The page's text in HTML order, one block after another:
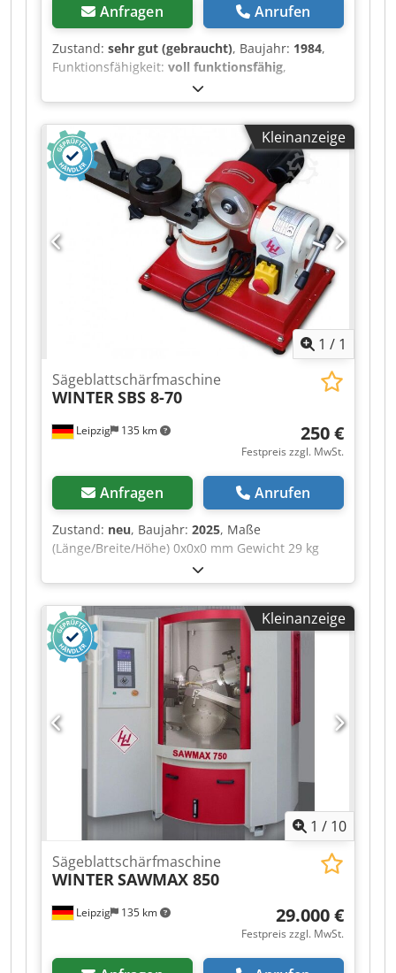
Anfragen Anrufen
Zustand: sehr gut (gebraucht), Baujahr: 1984,
Funktionsfähigkeit: voll funktionsfähig,
Maschinen-/Fahrzeugnummer:
Gesamtbreite:2.800 mm, Gesamtlänge:700
mm, Gesamthöhe:1.700 mm, Art des
Eingangsstroms:
, Gattersägeband
Schleifautomat Dwsdpfewd N Dasx Adyoa
Risstaler riv Rivo 200 GA Baujahr 1984
Verschiedene Zahnformen auswählbar
Betriebsanleitung vorhanden Vorschub 30 oder
60 Zähne pro min
Kleinanzeige
1 / 1
Leipzig 135 km
Sägeblattschärfmaschine
WINTERSBS 8-70
250 €
Festpreis zzgl. MwSt.
Anfragen Anrufen
Zustand: neu, Baujahr: 2025, Maße
(Länge/Breite/Höhe) 0x0x0 mm Gewicht 29 kg
Gesamtleistungsbedarf 0,25 kw Kreissägeblatt
Schärfmaschine SBS 8-70 -
Sägeblattdurchmesser 80 - 700 mm -
Schwenkung der Sägeblattaufnahme -30° bis
+45° - Schleifwinkel -20° bis +20° - Drehzahl 2850
U/min. - Schleifscheibenabmessungen 125 x 10 x
32 mm - Motor 250 W - Anschluss 230 V / 50 Hz -
Gewicht 29 kg Lieferumfang: -
Diamantschleifscheibe für
Hartmetallkreissägeblätter - Grauguss-
Untergestell für erhöhte Präzision - Gummifüße
für gedämpften und geräuscharmen Betrieb -
Distanzscheiben für unterschiedliche
Sägeblattbohrungen Dwsdjv A Hhhjpfx Adyja
Kleinanzeige
1 / 10
Leipzig 135 km
Sägeblattschärfmaschine
WINTER SAWMAX 850
29.000 €
Festpreis zzgl. MwSt.